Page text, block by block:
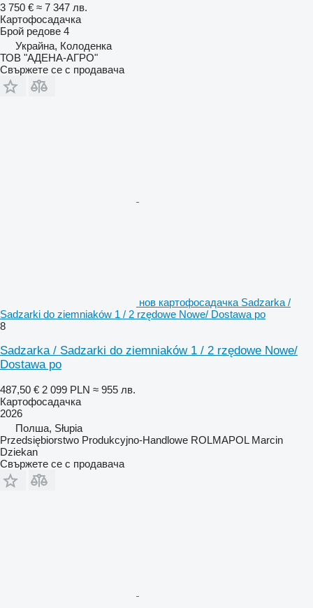
3 750 € ≈ 7 347 лв.
Картофосадачка
Брой редове 4
Украйна, Колоденка
ТОВ "АДЕНА-АГРО"
Свържете се с продавача
нов картофосадачка Sadzarka /
Sadzarki do ziemniaków 1 / 2 rzędowe Nowe/ Dostawa po
8
Sadzarka / Sadzarki do ziemniaków 1 / 2 rzędowe Nowe/
Dostawa po
487,50 € 2 099 PLN ≈ 955 лв.
Картофосадачка
2026
Полша, Słupia
Przedsiębiorstwo Produkcyjno-Handlowe ROLMAPOL Marcin
Dziekan
Свържете се с продавача